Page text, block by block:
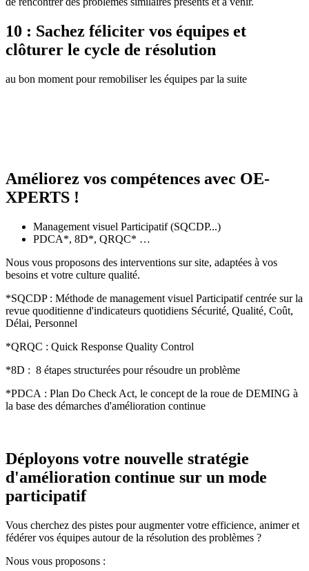
10 : Sachez féliciter vos équipes et
clôturer le cycle de résolution
au bon moment pour remobiliser les équipes par la suite
Améliorez vos compétences avec OE-
XPERTS !
Management visuel Participatif (SQCDP...)
PDCA*, 8D*, QRQC* …
Nous vous proposons des interventions sur site, adaptées à vos
besoins et votre culture qualité.
*SQCDP : Méthode de management visuel Participatif centrée sur la
revue quoditienne d'indicateurs quotidiens Sécurité, Qualité, Coût,
Délai, Personnel
*QRQC : Quick Response Quality Control
*8D : 8 étapes structurées pour résoudre un problème
*PDCA : Plan Do Check Act, le concept de la roue de DEMING à
la base des démarches d'amélioration continue
Déployons votre nouvelle stratégie
d'amélioration continue sur un mode
participatif
Vous cherchez des pistes pour augmenter votre efficience, animer et
fédérer vos équipes autour de la résolution des problèmes ?
Nous vous proposons :